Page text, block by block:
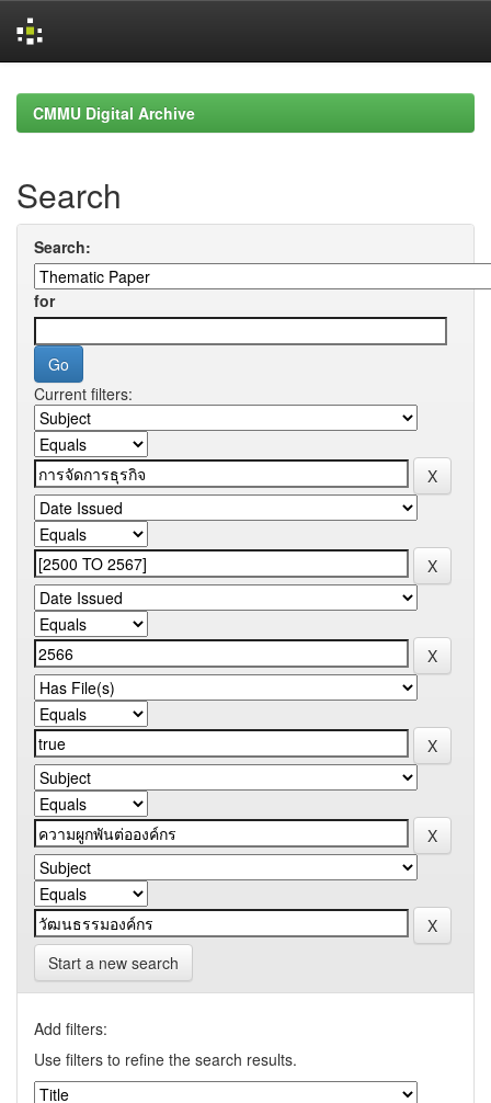
navigationCMMU Digital Archive
Search
Search:
for
Current filters:
Start a new search
Add filters:
Use filters to refine the search results.